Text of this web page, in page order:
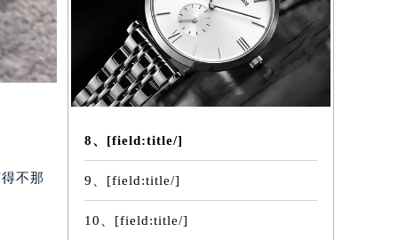
不那
8、[field:title/]
9、[field:title/]
10、[field:title/]